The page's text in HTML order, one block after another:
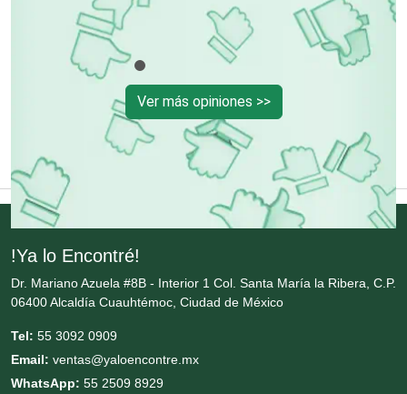
Enfermeras
Envases y Empaques
Equipos contra Incendios
Equipos Médicos
Escuelas de Artes
Escuelas de Conducción
Ver más opiniones >>
!Ya lo Encontré!
Dr. Mariano Azuela #8B - Interior 1 Col. Santa María la Ribera, C.P.
06400 Alcaldía Cuauhtémoc, Ciudad de México
Tel: 55 3092 0909
Email: ventas@yaloencontre.mx
WhatsApp: 55 2509 8929